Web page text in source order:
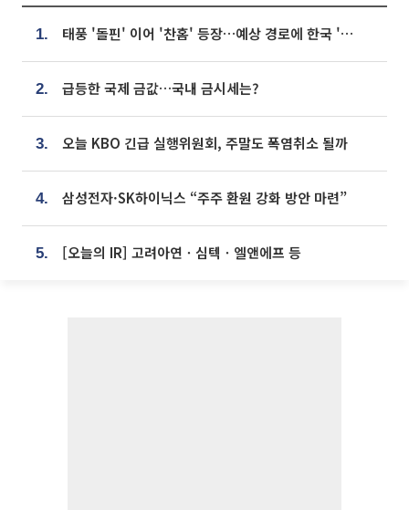
1. 태풍 '돌핀' 이어 '찬홈' 등장…예상 경로에 한국 '한숨'
2. 급등한 국제 금값…국내 금시세는?
3. 오늘 KBO 긴급 실행위원회, 주말도 폭염취소 될까
4. 삼성전자·SK하이닉스 “주주 환원 강화 방안 마련”
5. [오늘의 IR] 고려아연ㆍ심텍ㆍ엘앤에프 등